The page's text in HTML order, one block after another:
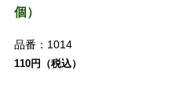
個）
品番： 1014
110円（税込）